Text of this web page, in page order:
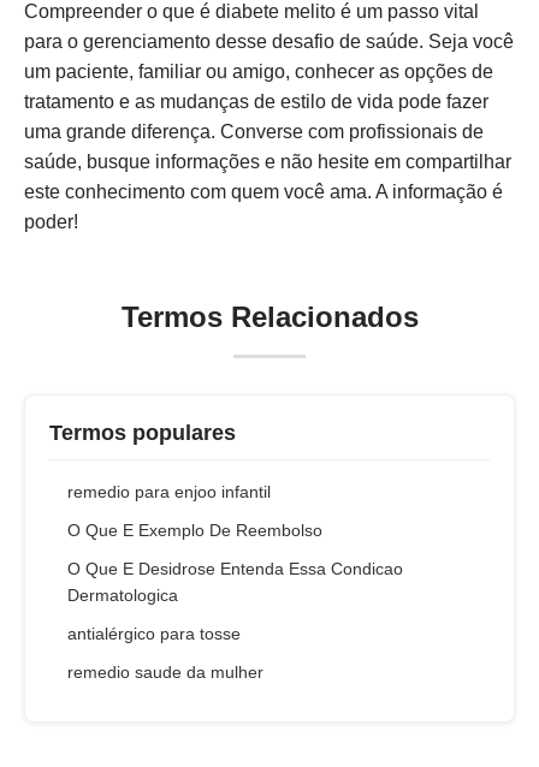
Compreender o que é diabete melito é um passo vital
para o gerenciamento desse desafio de saúde. Seja você
um paciente, familiar ou amigo, conhecer as opções de
tratamento e as mudanças de estilo de vida pode fazer
uma grande diferença. Converse com profissionais de
saúde, busque informações e não hesite em compartilhar
este conhecimento com quem você ama. A informação é
poder!
Termos Relacionados
Termos populares
remedio para enjoo infantil
O Que E Exemplo De Reembolso
O Que E Desidrose Entenda Essa Condicao
Dermatologica
antialérgico para tosse
remedio saude da mulher